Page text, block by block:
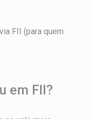
via FII (para quem
em FII?